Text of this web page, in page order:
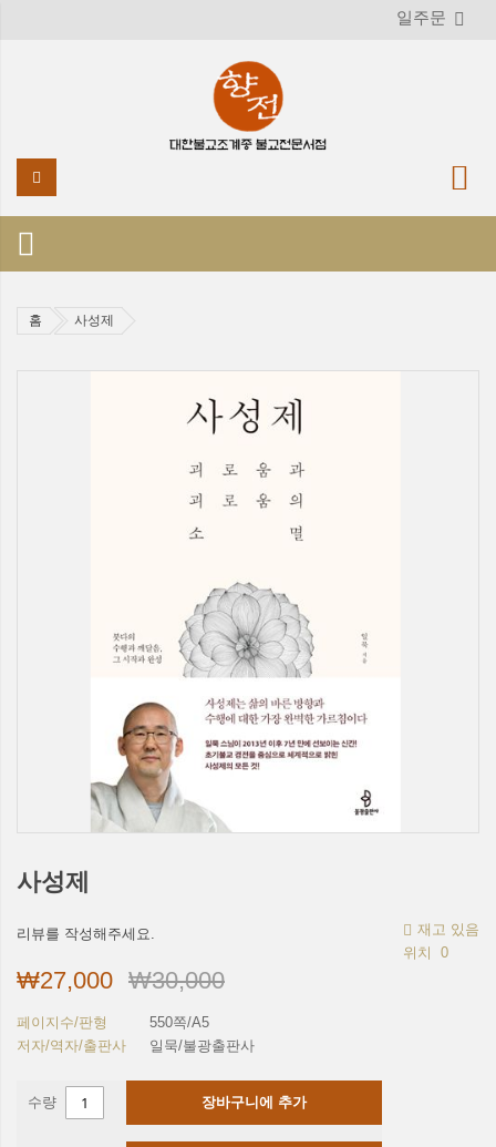
일주문
홈 사성제
사성제
재고 있음
위치
0
리뷰를 작성해주세요.
₩27,000 ₩30,000
페이지수/판형
550쪽/A5
저자/역자/출판사
일묵/불광출판사
수량 장바구니에 추가